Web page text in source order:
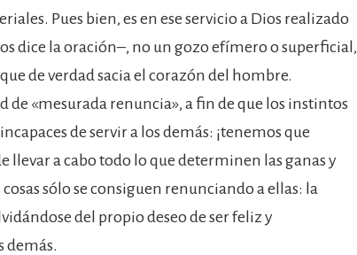
Pues bien, es en ese servicio a Dios realizado
dice la oración–, no un gozo efímero o superficial,
de verdad sacia el corazón del hombre.
«mesurada renuncia», a fin de que los instintos
de servir a los demás: ¡tenemos que
llevar a cabo todo lo que determinen las ganas y
sólo se consiguen renunciando a ellas: la
del propio deseo de ser feliz y
demás.